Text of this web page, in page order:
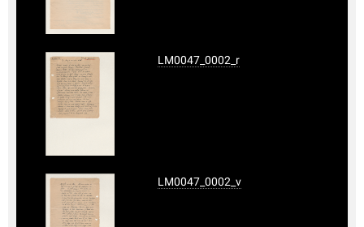
LM0047_0002_r
LM0047_0002_v